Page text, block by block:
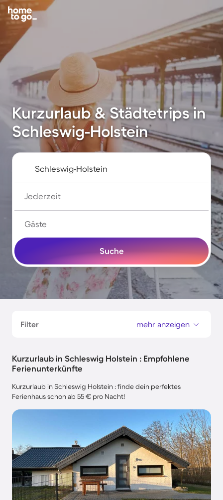
Kurzurlaub & Städtetrips in
Schleswig-Holstein
Jederzeit
Gäste
Suche
Filter mehr anzeigen
Kurzurlaub in Schleswig Holstein : Empfohlene
Ferienunterkünfte
Kurzurlaub in Schleswig Holstein : finde dein perfektes
Ferienhaus schon ab 55 € pro Nacht!